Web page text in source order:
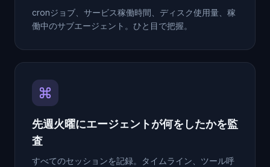
cronジョブ、サービス稼働時間、ディスク使用量、稼
働中のサブエージェント。ひと目で把握。
先週火曜にエージェントが何をしたかを監
査
すべてのセッションを記録。タイムライン、ツール呼